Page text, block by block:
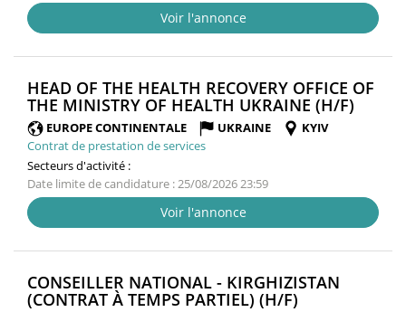
Voir l'annonce
HEAD OF THE HEALTH RECOVERY OFFICE OF
THE MINISTRY OF HEALTH UKRAINE (H/F)
EUROPE CONTINENTALE UKRAINE
KYIV
Contrat de prestation de services
Secteurs d'activité :
Date limite de candidature : 25/08/2026 23:59
Voir l'annonce
CONSEILLER NATIONAL - KIRGHIZISTAN
(CONTRAT À TEMPS PARTIEL) (H/F)